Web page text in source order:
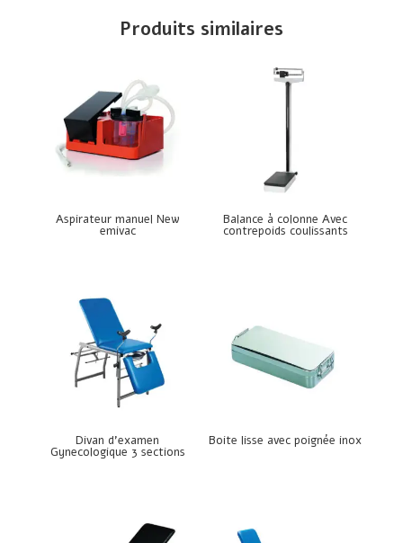
Produits similaires
Aspirateur manuel New
emivac
Balance à colonne Avec
contrepoids coulissants
Divan d’examen
Gynecologique 3 sections
Boite lisse avec poignée inox